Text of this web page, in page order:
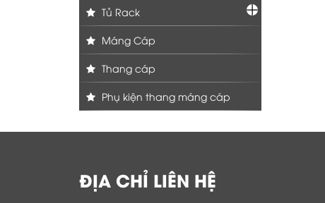
Tủ Rack
Máng Cáp
Thang cáp
Phụ kiện thang máng cáp
ĐỊA CHỈ LIÊN HỆ